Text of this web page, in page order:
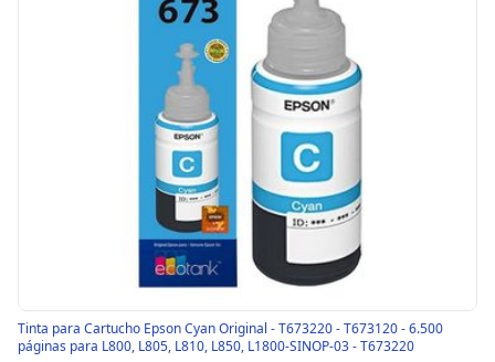
Tinta para Cartucho Epson Cyan Original - T673220 - T673120 - 6.500
páginas para L800, L805, L810, L850, L1800-SINOP-03 - T673220